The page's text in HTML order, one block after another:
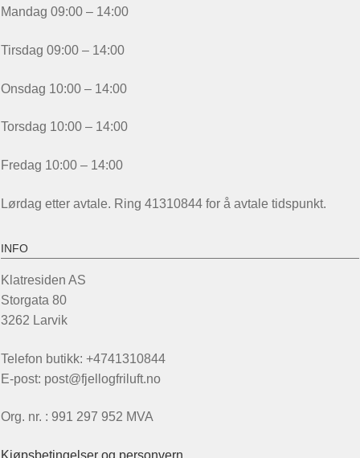
Mandag 09:00 – 14:00
Tirsdag 09:00 – 14:00
Onsdag 10:00 – 14:00
Torsdag 10:00 – 14:00
Fredag 10:00 – 14:00
Lørdag etter avtale. Ring 41310844 for å avtale tidspunkt.
INFO
Klatresiden AS
Storgata 80
3262 Larvik
Telefon butikk: +4741310844
E-post: post@fjellogfriluft.no
Org. nr. : 991 297 952 MVA
Kjøpsbetingelser og personvern